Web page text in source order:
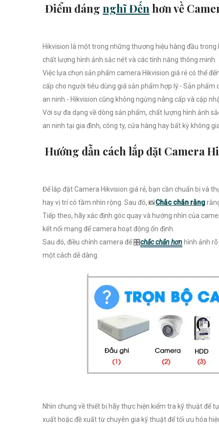
Điểm đáng nghĩ Đến hơn về
Hikvision là một trong những thương hiệu hàng đầu
chất lượng hình ảnh sắc nét và các tính năng thông minh.
Việc lựa chọn sản phẩm camera Hikvision giá rẻ có thể
cấp cho người tiêu dùng giá sản phẩm hợp lý.- Sản phẩm
an ninh.- Hikvision cũng không ngừng nâng cấp và cập
Với sự đa dạng về dòng sản phẩm, chất lượng hình ảnh
an ninh tại gia đình, công ty, cửa hàng hay bất kỳ không
Hướng dẫn cách lắp đặt Camera
Để lắp đặt Camera Hikvision giá rẻ, bạn cần chuẩn bị và
hay vị trí có tầm nhìn rộng. Sau đó, 📸Chắc chắn rằng
Tiếp theo, hãy xác định góc quay và hướng nhìn của
kết nối mạng để camera hoạt động ổn định.
Sau đó, điều chỉnh camera để 🎛chắc chắn hơnhình ảnh
một cách dễ dàng.
Nhìn chung về thiết bị hãy thực hiện kiểm tra kỹ thuật để
xuất hoặc đề xuất từ chuyên gia kỹ thuật để tối ưu hóa